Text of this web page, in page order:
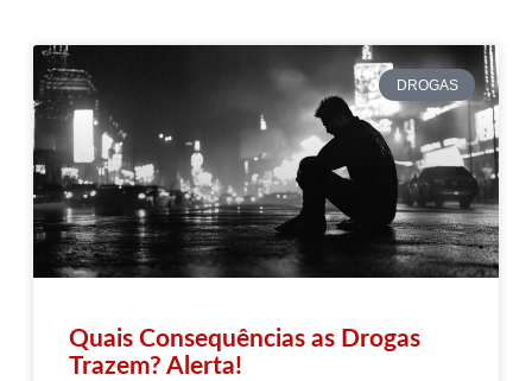
DROGAS
Quais Consequências as Drogas
Trazem? Alerta!